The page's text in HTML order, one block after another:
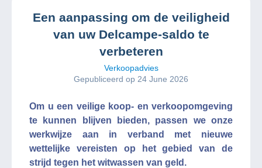
Een aanpassing om de veiligheid
van uw Delcampe-saldo te
verbeteren
Verkoopadvies
Gepubliceerd op 24 June 2026
Om u een veilige koop- en verkoopomgeving
te kunnen blijven bieden, passen we onze
werkwijze aan in verband met nieuwe
wettelijke vereisten op het gebied van de
strijd tegen het witwassen van geld.